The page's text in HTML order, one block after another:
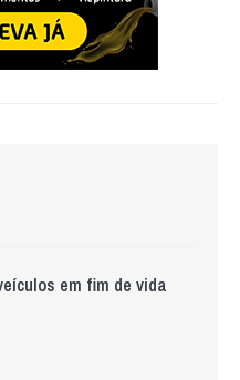
em fim de vida